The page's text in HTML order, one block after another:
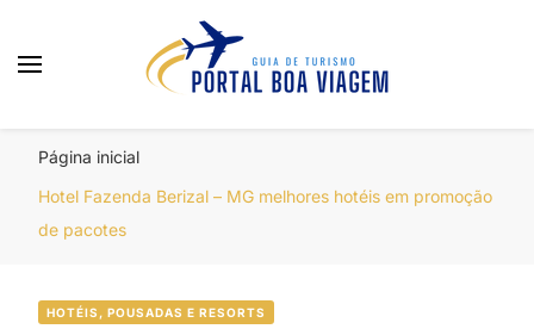
Página inicial
Hotel Fazenda Berizal – MG melhores hotéis em promoção
de pacotes
HOTÉIS, POUSADAS E RESORTS